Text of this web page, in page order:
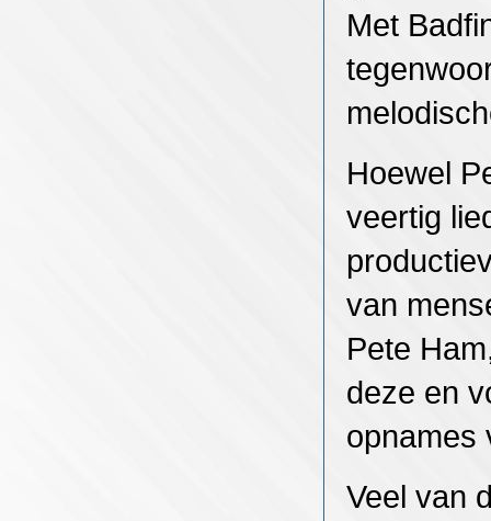
Met
Hoewel
veertig
van
Pete
deze en
opnames
Veel van